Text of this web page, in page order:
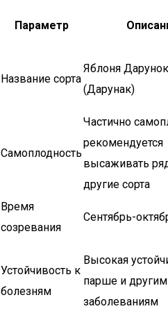
Параметр
Название сорта
Яблоня Дарунок
(Дарунак)
Самоплодность
Частично
рекомендуется
высаживать
другие сорта
Время
созревания
Сентябрь-
Устойчивость к
болезням
Высокая
парше и другим
заболеваниям